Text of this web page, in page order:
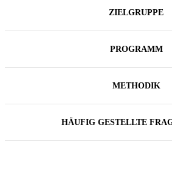
ZIELGRUPPE
PROGRAMM
METHODIK
HÄUFIG GESTELLTE